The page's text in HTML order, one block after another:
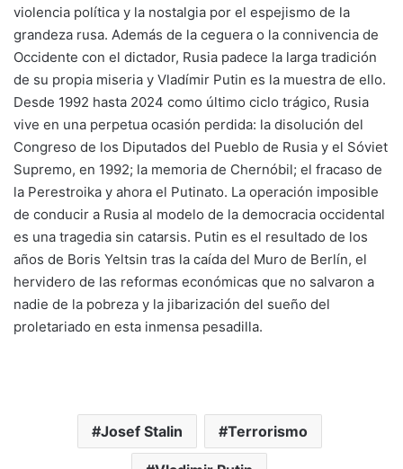
violencia política y la nostalgia por el espejismo de la
grandeza rusa. Además de la ceguera o la connivencia de
Occidente con el dictador, Rusia padece la larga tradición
de su propia miseria y Vladímir Putin es la muestra de ello.
Desde 1992 hasta 2024 como último ciclo trágico, Rusia
vive en una perpetua ocasión perdida: la disolución del
Congreso de los Diputados del Pueblo de Rusia y el Sóviet
Supremo, en 1992; la memoria de Chernóbil; el fracaso de
la Perestroika y ahora el Putinato. La operación imposible
de conducir a Rusia al modelo de la democracia occidental
es una tragedia sin catarsis. Putin es el resultado de los
años de Boris Yeltsin tras la caída del Muro de Berlín, el
hervidero de las reformas económicas que no salvaron a
nadie de la pobreza y la jibarización del sueño del
proletariado en esta inmensa pesadilla.
Josef Stalin Terrorismo